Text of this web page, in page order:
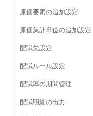
原価要素の追加設定
原価集計単位の追加設定
配賦先設定
配賦ルール設定
配賦率の期間管理
配賦明細の出力